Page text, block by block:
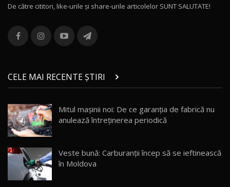
13
combină aventura cu luxul / AutoBlog.MD
36:08
chinez care face lumea să se întoarcă după el
/ AutoBlog.MD
17:27
15 14:37
16
AutoBlogMD
13:10
De către cititori, like-urile şi share-urile articolelor SUNT SALUTATE!
CELE MAI RECENTE ȘTIRI
Mitul mașinii noi: De ce garanția de fabrică nu
anulează întreținerea periodică
Veste bună: Carburanții încep să se ieftinească
în Moldova